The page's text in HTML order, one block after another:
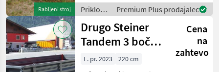
Rabljeni stroj
Priklopniki
/
Sonstige
Premium Plus prodajalec
Drugo Steiner
Tandem 3 bočni
prekucnik z
Cena
na
zahtevo
L. pr. 2023
220 cm